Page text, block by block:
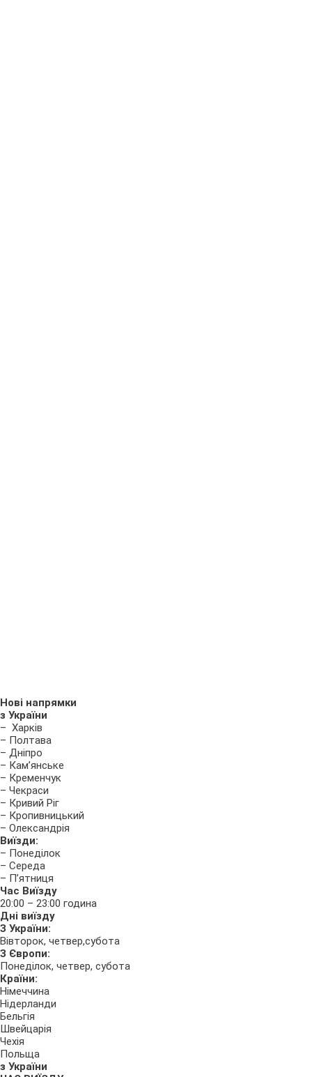
Нові напрямки
з України
– Харків
– Полтава
– Дніпро
– Кам’янське
– Кременчук
– Чекраси
– Кривий Ріг
– Кропивницький
– Олександрія
Виїзди:
– Понеділок
– Середа
– П’ятниця
Час Виїзду
20:00 – 23:00 година
Дні виїзду
З України:
Вівторок, четвер,субота
З Європи:
Понеділок, четвер, субота
Країни:
Німеччина
Нідерланди
Бельгія
Швейцарія
Чехія
Польща
з України